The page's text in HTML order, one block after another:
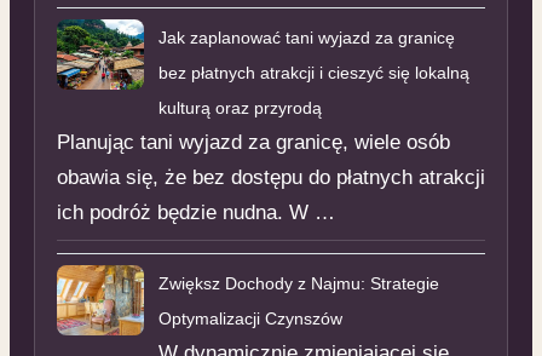
Jak zaplanować tani wyjazd za granicę
bez płatnych atrakcji i cieszyć się lokalną
kulturą oraz przyrodą
Planując tani wyjazd za granicę, wiele osób
obawia się, że bez dostępu do płatnych atrakcji
ich podróż będzie nudna. W …
Zwiększ Dochody z Najmu: Strategie
Optymalizacji Czynszów